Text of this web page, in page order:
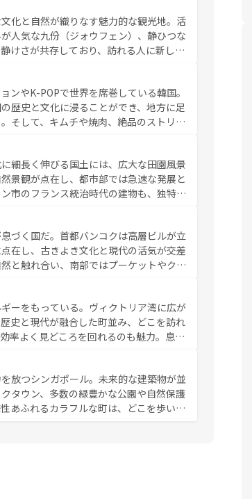
ィも充実しており、サーフィンやダイビ
い。オーストラリアの多彩な魅力を存分
情報はコンテンツ一覧を参照してほしい。
化と自然が織りなす魅力的な観光地。活
人気な九份（ジォウフェン）、静ひつな
けさが共存しており、訪れる人に新しい
ーツなど、バラエティ豊かな料理が味わ
照してほしい。
ンやK-POPで世界を席巻している韓国。
歴史と文化に浸ることができ、地方に足
そして、キムチや焼肉、絶品のストリー
、韓国の多彩な魅力を心ゆくまで味わっ
一覧を参照してほしい。
細長く伸びる国土には、広大な田園風景
景観が点在し、都市部では急速な発展と
市のフランス統治時代の建物も、独特の
ミー、ベトナムコーヒーなどは、ぜひ現
が旅行者を迎えてくれるので、きっと忘
トナム情報はコンテンツ一覧を参照してほし
づく国だ。首都バンコクは高層ビルが立
在し、古きよき文化と現代の活気が交差
と触れ合い、南部ではプーケットやクラ
温暖で、どの季節にも異なる楽しみが待
た文化、そして多様な観光資源が、訪れ
ンテンツ一覧を参照してほしい。
ーをもっている。ヴィクトリア湾に広が
史と現代が融合した町並み、どこを訪れ
率よく見どころを回れるのも魅力。息を
放つシンガポール。未来的な建築物が並
タウン、多数の緑豊かな公園や自然保護
あふれるカラフルな町は、どこを歩いて